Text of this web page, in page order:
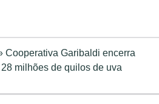
Cooperativa Garibaldi encerra
milhões de quilos de uva